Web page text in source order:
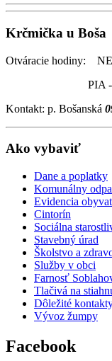
Krčmička u Boša
Otváracie hodiny:
PIA - SO:
Kontakt: p. Bošanská
Ako vybaviť
Dane a poplatky
Komunálny
Evidencia
Cintorín
Sociálna
Stavebný úrad
Školstvo a
Služby v obci
Farnosť
Tlačivá na
Dôležité
Vývoz žumpy
Facebook